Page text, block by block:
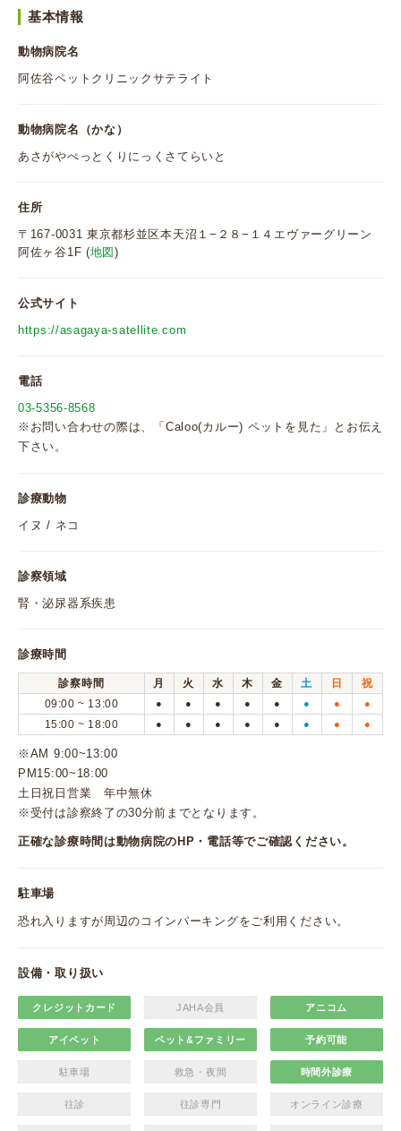
基本情報
動物病院名
阿佐谷ペットクリニックサテライト
動物病院名（かな）
あさがやぺっとくりにっくさてらいと
住所
〒167-0031 東京都杉並区本天沼１−２８−１４エヴァーグリーン
阿佐ヶ谷1F (地図)
公式サイト
https://asagaya-satellite.com
電話
03-5356-8568
※お問い合わせの際は、「Caloo(カルー) ペットを見た」とお伝え
下さい。
診療動物
イヌ / ネコ
診察領域
腎・泌尿器系疾患
診療時間
診察時間 月 火 水 木 金 土 日
祝
09:00 ~ 13:00
● ● ● ● ● ● ● ●
15:00 ~ 18:00 ● ● ● ● ● ● ● ●
※AM 9:00~13:00
PM15:00~18:00
土日祝日営業 年中無休
※受付は診察終了の30分前までとなります。
正確な診療時間は動物病院のHP・電話等でご確認ください。
駐車場
恐れ入りますが周辺のコインパーキングをご利用ください。
設備・取り扱い
クレジットカード JAHA会員 アニコム
アイペット ペット&ファミリー 予約可能
駐車場 救急・夜間 時間外診療
往診 往診専門 オンライン診療